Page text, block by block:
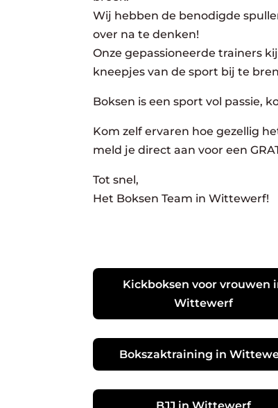
Wij hebben de benodigde
over na te denken!
Onze gepassioneerde trainers
kneepjes van de sport bij te
Boksen is een sport vol passie,
Kom zelf ervaren hoe gezellig
meld je direct aan voor een
Tot snel,
Het Boksen Team in Wittewerf!
Kickboksen voor vrouwen
Wittewerf
Bokszaktraining in